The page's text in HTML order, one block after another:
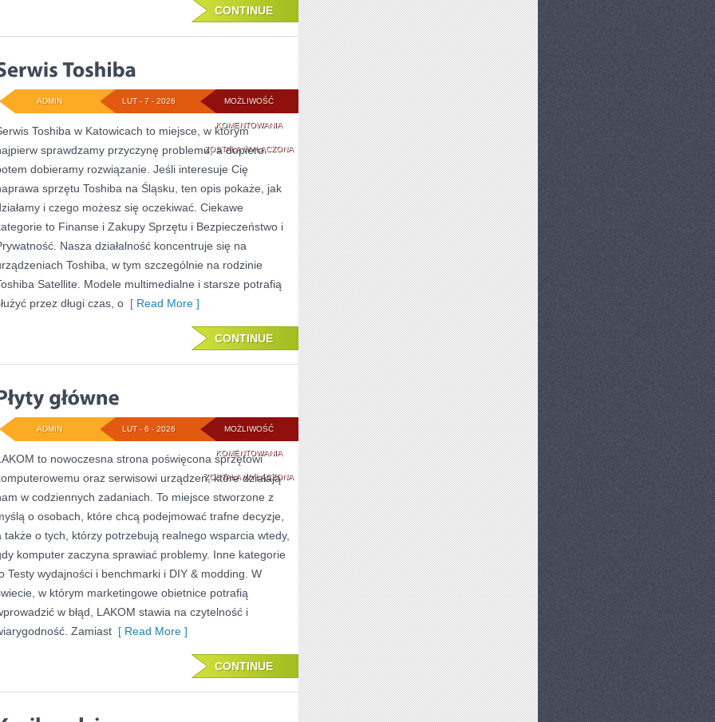
CONTINUE
MOŻLIWOŚĆ
KOMENTOWANIASERWIS
TOSHIBA
ZOSTAŁA WYŁĄCZONA
LUT - 7 - 2026
ADMIN
Toshiba w Katowicach to miejsce, w którym
sprawdzamy przyczynę problemu, a dopiero
dobieramy rozwiązanie. Jeśli interesuje Cię
sprzętu Toshiba na Śląsku, ten opis pokaże, jak
i czego możesz się oczekiwać. Ciekawe
to Finanse i Zakupy Sprzętu i Bezpieczeństwo i
Nasza działalność koncentruje się na
Toshiba, w tym szczególnie na rodzinie
Satellite. Modele multimedialne i starsze potrafią
przez długi czas, o [ Read More ]
CONTINUE
MOŻLIWOŚĆ
KOMENTOWANIAPŁYTY
GŁÓWNE
ZOSTAŁA WYŁĄCZONA
LUT - 6 - 2026
ADMIN
to nowoczesna strona poświęcona sprzętowi
oraz serwisowi urządzeń, które działają
w codziennych zadaniach. To miejsce stworzone z
o osobach, które chcą podejmować trafne decyzje,
także o tych, którzy potrzebują realnego wsparcia wtedy,
komputer zaczyna sprawiać problemy. Inne kategorie
Testy wydajności i benchmarki i DIY & modding. W
w którym marketingowe obietnice potrafią
w błąd, LAKOM stawia na czytelność i
Zamiast [ Read More ]
CONTINUE